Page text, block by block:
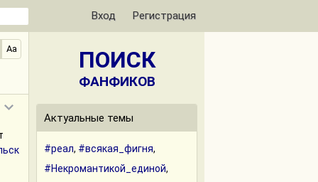
Вход Регистрация
Aa ПОИСК
ФАНФИКОВ
Актуальные темы
#реал, #всякая_фигня,
#Некромантикой_единой,